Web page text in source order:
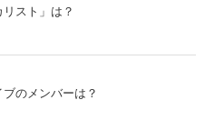
スト」は？
のメンバーは？